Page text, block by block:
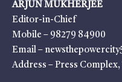
ARJUN MUKHERJEE
Editor-in-Chief
Mobile – 98279 84900
Email –
Address – Press